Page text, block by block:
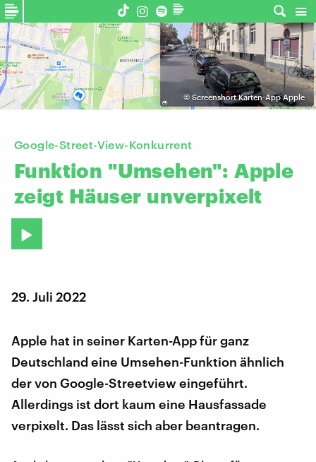
© Screenshort Karten-App Apple
Google-Street-View-Konkurrent
Funktion "Umsehen": Apple
zeigt Häuser unverpixelt
29. Juli 2022
Apple hat in seiner Karten-App für ganz
Deutschland eine Umsehen-Funktion ähnlich
der von Google-Streetview eingeführt.
Allerdings ist dort kaum eine Hausfassade
verpixelt. Das lässt sich aber beantragen.